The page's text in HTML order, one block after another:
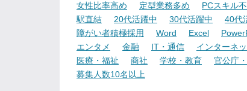
女性比率高め
定型業務多め PCスキル
駅直結
20代活躍中 30代活躍中 40代
障がい者積極採用
Word Excel
エンタメ
金融 IT・通信 インターネ
医療・福祉
商社 学校・教育 官公庁
募集人数10名以上